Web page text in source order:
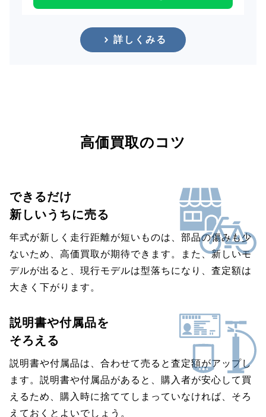
詳しくみる
高価買取のコツ
できるだけ
新しいうちに売る
年式が新しく走行距離が短いものは、部品の傷みも少
ないため、高価買取が期待できます。また、新しいモ
デルが出ると、現行モデルは型落ちになり、査定額は
大きく下がります。
説明書や付属品を
そろえる
説明書や付属品は、合わせて売ると査定額がアップし
ます。説明書や付属品があると、購入者が安心して買
えるため、購入時に捨ててしまっていなければ、そろ
えておくとよいでしょう。